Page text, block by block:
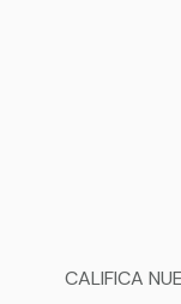
CALIFICA